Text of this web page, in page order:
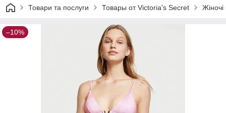
Товари та послуги Товары от Victoria's Secret
–10%